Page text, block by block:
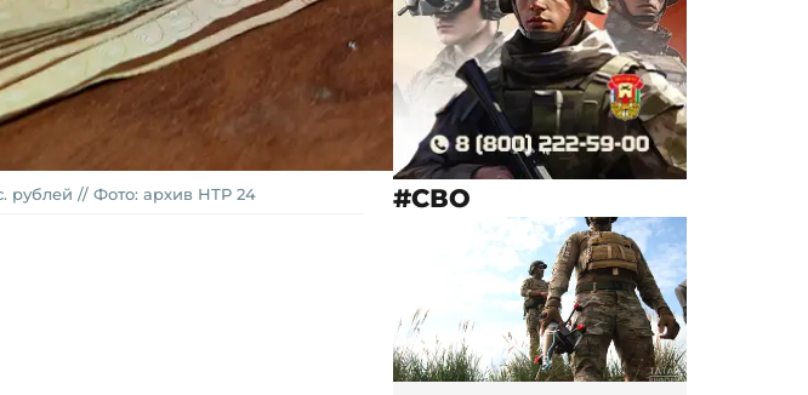
рублей // Фото: архив НТР 24 #СВО